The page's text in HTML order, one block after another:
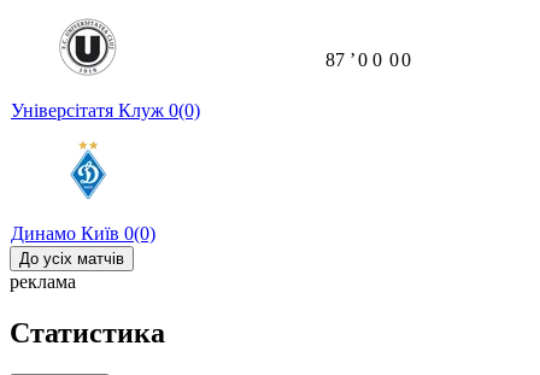
Універсітатя Клуж 0(0)
Динамо Київ 0(0)
87 ʼ0 0 00
До усіх матчів
реклама
Статистика